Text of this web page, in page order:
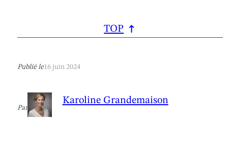
TOP
Publié le16 juin 2024
Par
Karoline Grandemaison